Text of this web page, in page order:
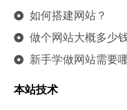
如何搭建网站？
做个网站大概多少
新手学做网站需要
本站技术